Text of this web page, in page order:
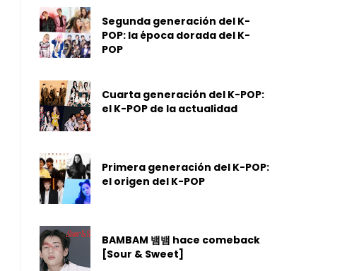
Segunda generación del K-
POP: la época dorada del K-
POP
Cuarta generación del K-POP:
el K-POP de la actualidad
Primera generación del K-POP:
el origen del K-POP
BAMBAM 뱀뱀 hace comeback
[Sour & Sweet]